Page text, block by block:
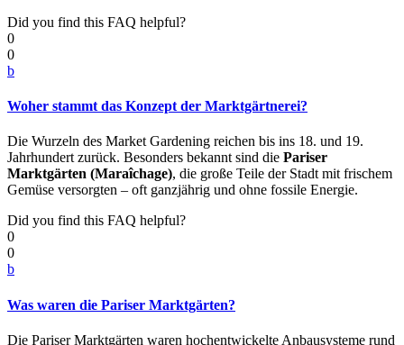
Did you find this FAQ helpful?
0
0
b
Woher stammt das Konzept der Marktgärtnerei?
Die Wurzeln des Market Gardening reichen bis ins 18. und 19.
Jahrhundert zurück. Besonders bekannt sind die Pariser
Marktgärten (Maraîchage), die große Teile der Stadt mit frischem
Gemüse versorgten – oft ganzjährig und ohne fossile Energie.
Did you find this FAQ helpful?
0
0
b
Was waren die Pariser Marktgärten?
Die Pariser Marktgärten waren hochentwickelte Anbausysteme rund